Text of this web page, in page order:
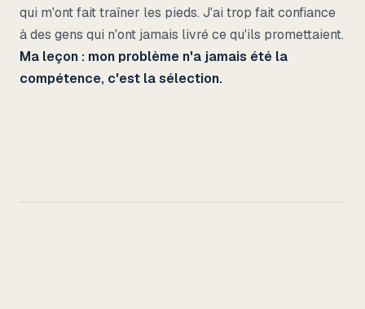
qui m'ont fait traîner les pieds. J'ai trop fait confiance
à des gens qui n'ont jamais livré ce qu'ils promettaient.
Ma leçon : mon problème n'a jamais été la
compétence, c'est la sélection.